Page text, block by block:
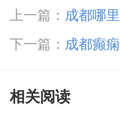
上一篇： 成都哪
方法有是什么？
下一篇： 成都癫
医院荣获“百姓放
传媒大奖
相关阅读